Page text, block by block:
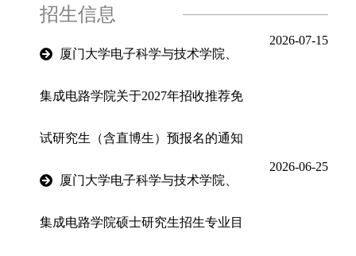
招生信息
厦门大学电子科学与技术学院、
集成电路学院关于2027年招收推荐免
试研究生（含直博生）预报名的通知
2026-07-15
厦门大学电子科学与技术学院、
集成电路学院硕士研究生招生专业目
2026-06-25